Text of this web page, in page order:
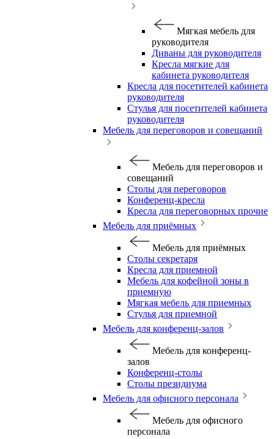
Мягкая мебель для
руководителя
Диваны для руководителя
Кресла мягкие для
кабинета руководителя
Кресла для посетителей кабинета
руководителя
Стулья для посетителей кабинета
руководителя
Мебель для переговоров и совещаний
Мебель для переговоров и
совещаний
Столы для переговоров
Конференц-кресла
Кресла для переговорных прочие
Мебель для приёмных
Мебель для приёмных
Столы секретаря
Кресла для приемной
Мебель для кофейной зоны в
приемную
Мягкая мебель для приемных
Стулья для приемной
Мебель для конференц-залов
Мебель для конференц-
залов
Конференц-столы
Столы президиума
Мебель для офисного персонала
Мебель для офисного
персонала